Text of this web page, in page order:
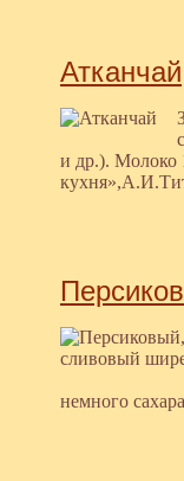
Атканчай
и др.). Молоко
немного